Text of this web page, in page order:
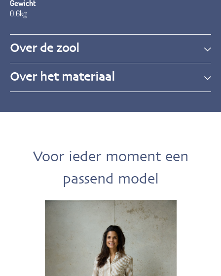
Gewicht
0,6kg
Over de zool
Over het materiaal
Voor ieder moment een
passend model